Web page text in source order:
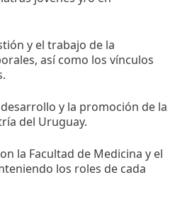
y el trabajo de la
así como los vínculos
y la promoción de la
del Uruguay.
la Facultad de Medicina y el
los roles de cada